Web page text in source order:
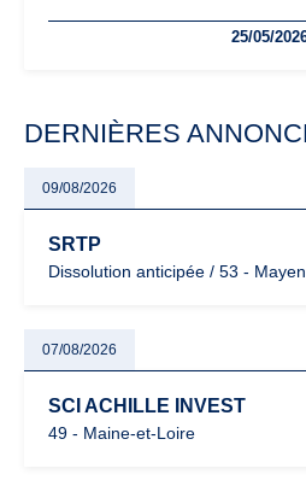
facturation ou risque de bascule
25/05/
DERNIÈRES
09/08/2026
SRTP
Dissolution anticipée / 53 -
07/08/2026
SCI ACHILLE INVEST
49 - Maine-et-Loire